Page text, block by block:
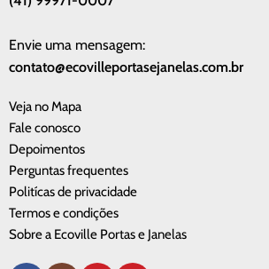
Envie uma mensagem:
contato@ecovilleportasejanelas.com.br
Veja no Mapa
Fale conosco
Depoimentos
Perguntas frequentes
Politícas de privacidade
Termos e condições
Sobre a Ecoville Portas e Janelas